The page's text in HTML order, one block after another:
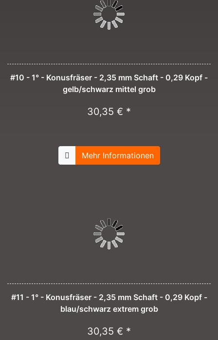
#10 - 1° - Konusfräser - 2,35 mm Schaft - 0,29 Kopf -
gelb/schwarz mittel grob
30,35 € *
Mehr Informationen
#11 - 1° - Konusfräser - 2,35 mm Schaft - 0,29 Kopf -
blau/schwarz extrem grob
30,35 € *